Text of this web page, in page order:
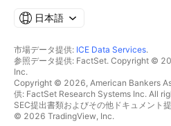
日本語
市場データ提供: ICE Data Services.
参照データ提供: FactSet. Copyright ©
Inc.
Copyright © 2026, American Bankers
供: FactSet Research Systems Inc. All
SEC提出書類およびその他ドキュメント
© 2026 TradingView, Inc.